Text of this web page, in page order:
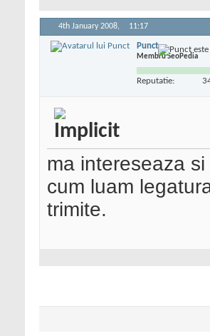
4th January 2008, 11:17
Punct
Membru SeoPedia
Reputatie:
ma intereseaza
cum luam
trimite.